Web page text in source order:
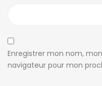
Enregistrer mon nom,
navigateur pour mon